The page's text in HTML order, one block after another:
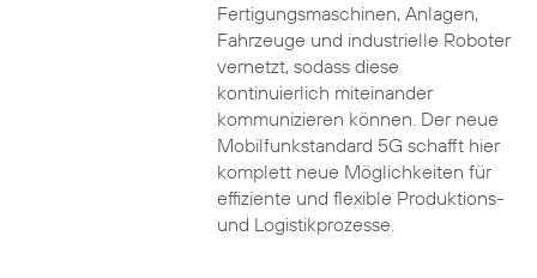
Fertigungsmaschinen, Anlagen,
Fahrzeuge und industrielle Roboter
vernetzt, sodass diese
kontinuierlich miteinander
kommunizieren können. Der neue
Mobilfunkstandard 5G schafft hier
komplett neue Möglichkeiten für
effiziente und flexible Produktions-
und Logistikprozesse.